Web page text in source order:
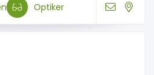
Optiker